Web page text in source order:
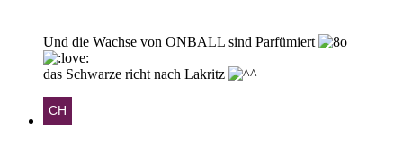
Und die Wachse von ONBALL sind Parfümiert
das Schwarze richt nach Lakritz